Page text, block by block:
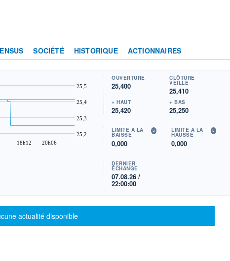
SOCIÉTÉ HISTORIQUE ACTIONNAIRES
18h12 20h06
25,2
25,3
25,4
25,5
OUVERTURE
25,400
CLÔTURE
VEILLE
25,410
+ HAUT
25,420
+ BAS
25,250
LIMITE À LA
BAISSE
0,000
LIMITE À LA
HAUSSE
0,000
DERNIER
ÉCHANGE
07.08.26 /
22:00:00
d'information
actualité disponible